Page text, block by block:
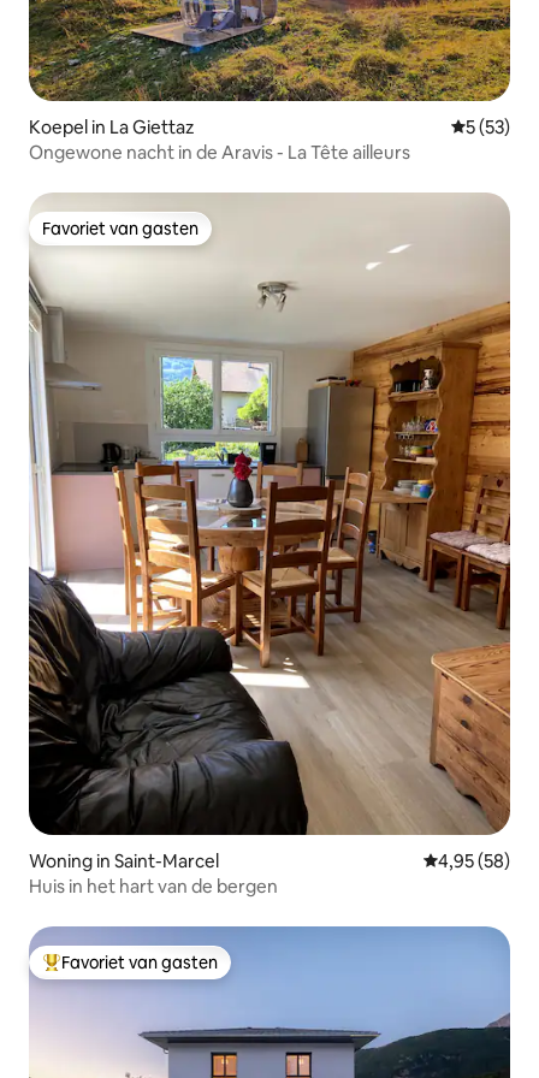
Koepel in La Giettaz
5 (53)
Ongewone nacht in de Aravis - La Tête ailleurs
Favoriet van gasten
Favoriet van gasten
Woning in Saint-Marcel Gemiddelde
4,95 (58)
Huis in het hart van de bergen
Topfavoriet van gasten
Favoriet van gasten